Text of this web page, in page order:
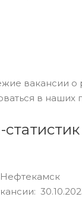
вакансии
в наших
статистик